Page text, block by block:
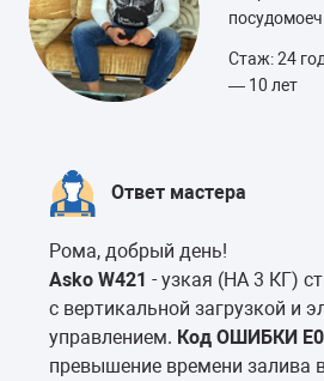
Стаж: 24
— 10 лет
Ответ мастера
Рома, добрый день!
Asko W421 - узкая (НА 3 КГ)
с вертикальной загрузкой и
управлением. Код ОШИБКИ
превышение времени залива